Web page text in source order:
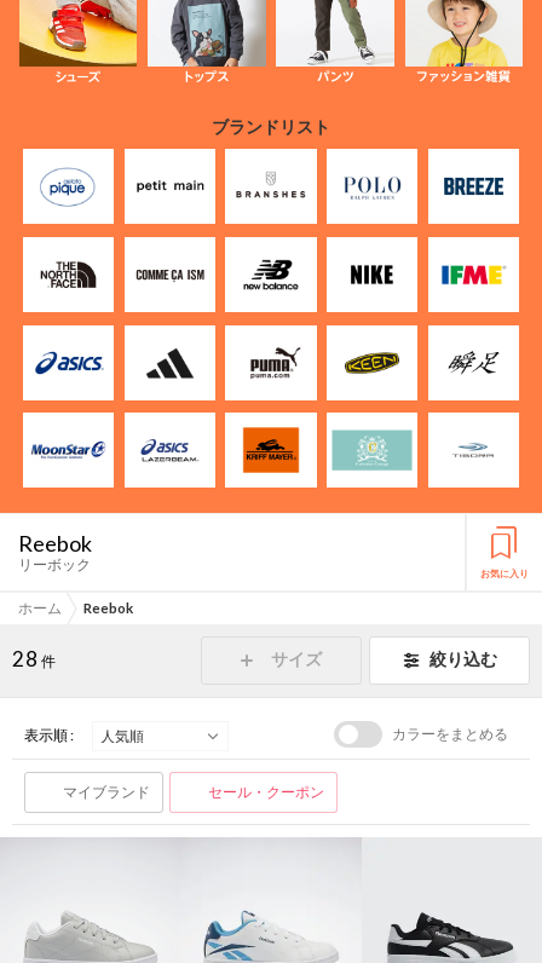
ブランドリスト
Reebok
リーボック お気に入り
ホーム Reebok
28 件 サイズ 絞り込む
表示順 : カラーをまとめる
マイブランド セール・クーポン